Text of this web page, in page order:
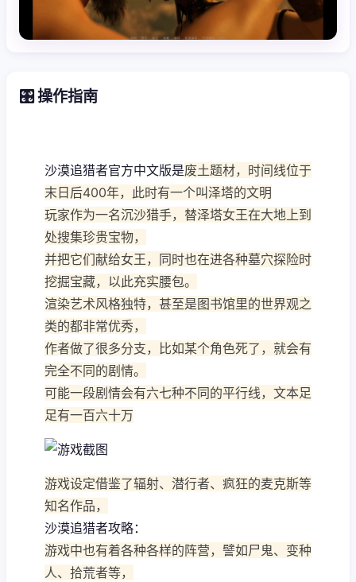
🎛️ 操作指南
沙漠追猎者官方中文版是废土题材，时间线位于
末日后400年，此时有一个叫泽塔的文明
玩家作为一名沉沙猎手，替泽塔女王在大地上到
处搜集珍贵宝物，
并把它们献给女王，同时也在进各种墓穴探险时
挖掘宝藏，以此充实腰包。
渲染艺术风格独特，甚至是图书馆里的世界观之
类的都非常优秀，
作者做了很多分支，比如某个角色死了，就会有
完全不同的剧情。
可能一段剧情会有六七种不同的平行线，文本足
足有一百六十万
游戏设定借鉴了辐射、潜行者、疯狂的麦克斯等
知名作品，
沙漠追猎者攻略：
游戏中也有着各种各样的阵营，譬如尸鬼、变种
人、拾荒者等，